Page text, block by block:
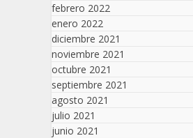
febrero 2022
enero 2022
diciembre 2021
noviembre 2021
octubre 2021
septiembre 2021
agosto 2021
julio 2021
junio 2021